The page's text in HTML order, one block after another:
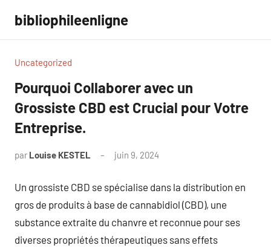
contenu
bibliophileenligne
Uncategorized
Pourquoi Collaborer avec un
Grossiste CBD est Crucial pour Votre
Entreprise.
par Louise KESTEL juin 9, 2024
Un grossiste CBD se spécialise dans la distribution en
gros de produits à base de cannabidiol (CBD), une
substance extraite du chanvre et reconnue pour ses
diverses propriétés thérapeutiques sans effets